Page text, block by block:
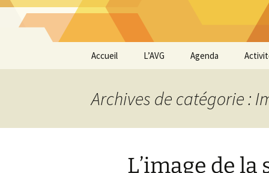
Accueil L’AVG
Nos coordonnées
Agenda
Archives de catégorie :
L’image de la